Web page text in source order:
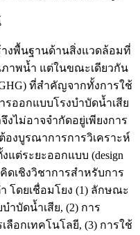
างพื้นฐานด้านสิ่งแวดล้อมที่
าพน้ำ แต่ในขณะเดียวกัน
ที่สำคัญจากทั้งการใช้
ออกแบบโรงบำบัดน้ำเสีย
ไม่อาจจำกัดอยู่เพียงการ
งบูรณาการการวิเคราะห์
แต่ระยะออกแบบ (design
ดเชิงวิชาการสำหรับการ
โดยเชื่อมโยง (1) ลักษณะ
ำบัดน้ำเสีย, (2) การ
อกเทคโนโลยี, (3) การใช้